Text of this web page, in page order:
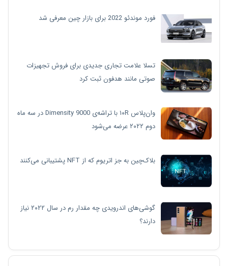
فورد موندئو 2022 برای بازار چین معرفی شد
تسلا علامت تجاری جدیدی برای فروش تجهیزات
صوتی مانند هدفون ثبت کرد
وان‌پلاس ۱۰R با تراشه‌ی Dimensity 9000 در سه ماه
دوم ۲۰۲۲ عرضه می‌شود
بلاک‌چین به جز اتریوم که از NFT پشتیبانی می‌کنند
گوشی‌های اندرویدی چه مقدار رم در سال ۲۰۲۲ نیاز
دارند؟